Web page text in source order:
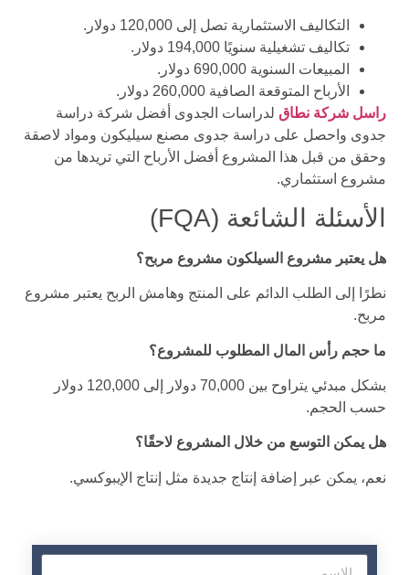
التكاليف الاستثمارية تصل إلى 120,000 دولار.
تكاليف تشغيلية سنويًا 194,000 دولار.
المبيعات السنوية 690,000 دولار.
الأرباح المتوقعة الصافية 260,000 دولار.
راسل شركة نطاق لدراسات الجدوى أفضل شركة دراسة
جدوى واحصل على دراسة جدوى مصنع سيليكون ومواد لاصقة
وحقق من قبل هذا المشروع أفضل الأرباح التي تريدها من
مشروع استثماري.
الأسئلة الشائعة (FQA)
هل يعتبر مشروع السيلكون مشروع مربح؟
نطرًا إلى الطلب الدائم على المنتج وهامش الربح يعتبر مشروع
مربح.
ما حجم رأس المال المطلوب للمشروع؟
بشكل مبدئي يتراوح بين 70,000 دولار إلى 120,000 دولار
حسب الحجم.
هل يمكن التوسع من خلال المشروع لاحقًا؟
نعم، يمكن عبر إضافة إنتاج جديدة مثل إنتاج الإيبوكسي.